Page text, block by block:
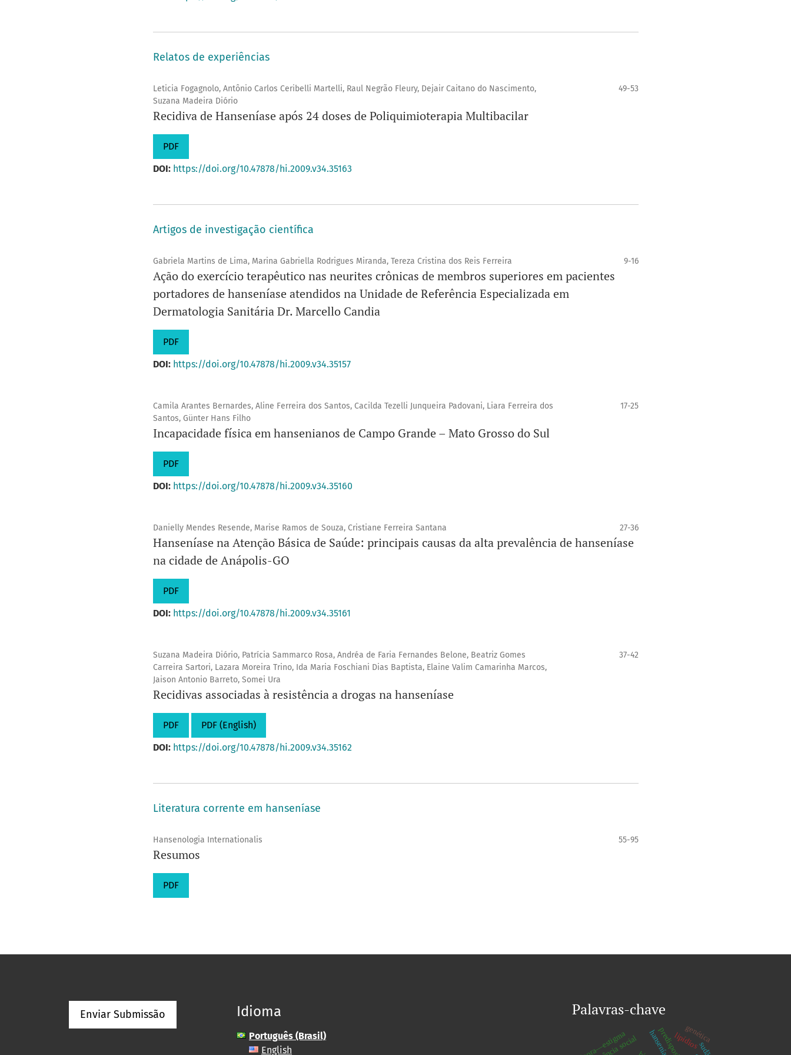
Relatos de experiências
Leticia Fogagnolo, Antônio Carlos Ceribelli Martelli, Raul Negrão Fleury, Dejair Caitano do Nascimento,
Suzana Madeira Diório
49-53
Recidiva de Hanseníase após 24 doses de Poliquimioterapia Multibacilar
PDF
DOI: https://doi.org/10.47878/hi.2009.v34.35163
Artigos de investigação científica
Gabriela Martins de Lima, Marina Gabriella Rodrigues Miranda, Tereza Cristina dos Reis Ferreira 9-16
Ação do exercício terapêutico nas neurites crônicas de membros superiores em pacientes
portadores de hanseníase atendidos na Unidade de Referência Especializada em
Dermatologia Sanitária Dr. Marcello Candia
PDF
DOI: https://doi.org/10.47878/hi.2009.v34.35157
Camila Arantes Bernardes, Aline Ferreira dos Santos, Cacilda Tezelli Junqueira Padovani, Liara Ferreira dos
Santos, Günter Hans Filho
17-25
Incapacidade física em hansenianos de Campo Grande – Mato Grosso do Sul
PDF
DOI: https://doi.org/10.47878/hi.2009.v34.35160
Danielly Mendes Resende, Marise Ramos de Souza, Cristiane Ferreira Santana 27-36
Hanseníase na Atenção Básica de Saúde: principais causas da alta prevalência de hanseníase
na cidade de Anápolis-GO
PDF
DOI: https://doi.org/10.47878/hi.2009.v34.35161
Suzana Madeira Diório, Patrícia Sammarco Rosa, Andréa de Faria Fernandes Belone, Beatriz Gomes
Carreira Sartori, Lazara Moreira Trino, Ida Maria Foschiani Dias Baptista, Elaine Valim Camarinha Marcos,
Jaison Antonio Barreto, Somei Ura
37-42
Recidivas associadas à resistência a drogas na hanseníase
PDF
PDF (English)
DOI: https://doi.org/10.47878/hi.2009.v34.35162
Literatura corrente em hanseníase
Hansenologia Internationalis 55-95
Resumos
PDF
Enviar Submissão Idioma
Português (Brasil)
English
Palavras-chave
lepra—estigma lipídios
genética